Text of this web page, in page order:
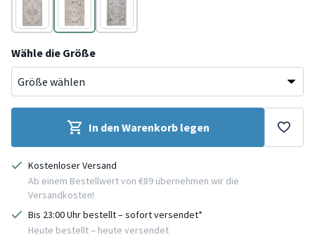
Blau Blau
Blau
Wähle die Größe
In den Warenkorb legen
Kostenloser Versand
Ab einem Bestellwert von €89 übernehmen wir die
Versandkosten!
Bis 23:00 Uhr bestellt – sofort versendet*
Heute bestellt – heute versendet